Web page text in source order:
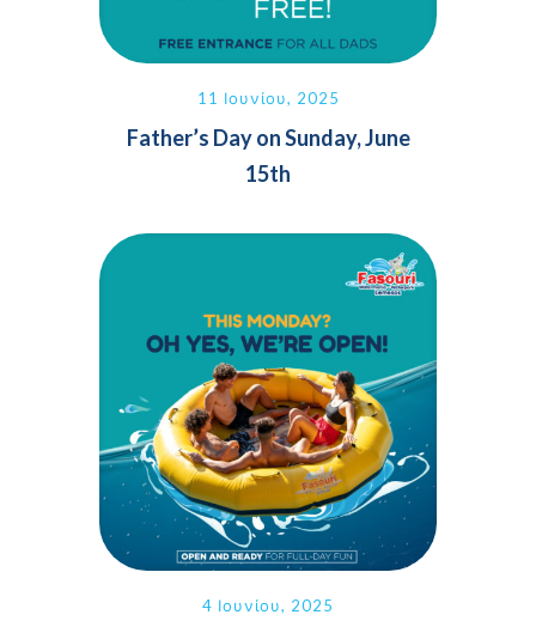
11 Ιουνίου, 2025
Father’s Day on Sunday, June
15th
4 Ιουνίου, 2025